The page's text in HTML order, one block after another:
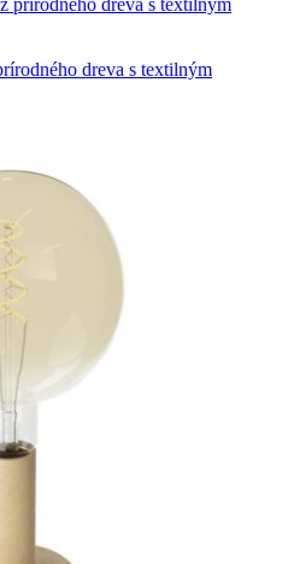
dreva s textilným